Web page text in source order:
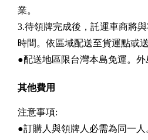
業。
3.待領牌完成後，託運車商將
時間。依區域配送至貨運點或送
●配送地區限台灣本島免運。外
其他費用
注意事項:
●訂購人與領牌人必需為同一人